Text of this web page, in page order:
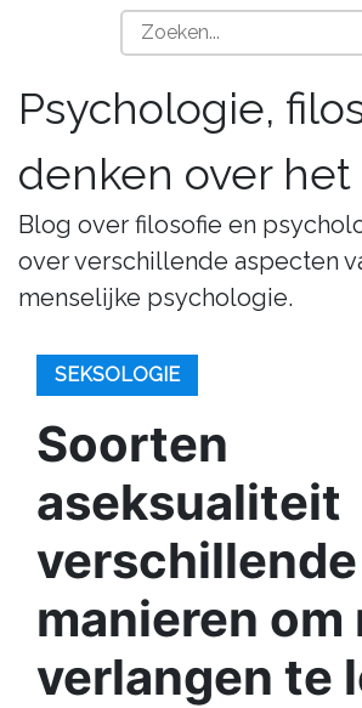
Psychologie,
denken over het
Blog over filosofie en
over verschillende aspecten
menselijke psychologie.
SEKSOLOGIE
Soorten
aseksualiteit
verschillende
manieren om
verlangen te